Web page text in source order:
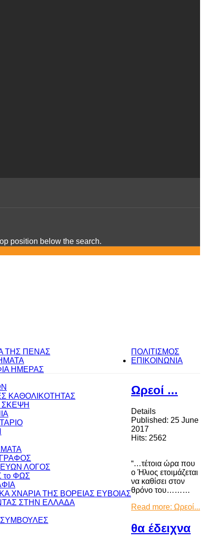
position below the search.
ΠΟΛΙΤΙΣΜΟΣ
ΤΗΣ ΠΕΝΑΣ
ΗΜΕΡΑΣ
ΚΑΘΟΛΙΚΟΤΗΤΑΣ
ΣΚΕΨΗ
ΛΟΓΟΣ
το ΦΩΣ
ΧΝΑΡΙΑ ΤΗΣ ΒΟΡΕΙΑΣ ΕΥΒΟΙΑΣ
ΣΤΗΝ ΕΛΛΑΔΑ
ΕΠΙΚΟΙΝΩΝΙΑ
Ωρεοί ...
Details
Published: 25 June
2017
Hits: 2562
“…τέτοια ώρα που
ο Ήλιος ετοιμάζεται
να καθίσει στον
θρόνο του………
Read more: Ωρεοί...
θα έδειχνα